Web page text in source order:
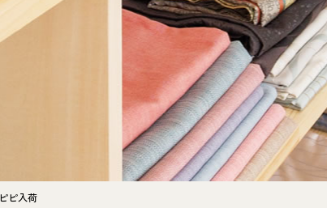
ピ入荷